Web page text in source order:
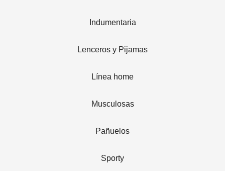
Indumentaria
Lenceros y Pijamas
Línea home
Musculosas
Pañuelos
Sporty